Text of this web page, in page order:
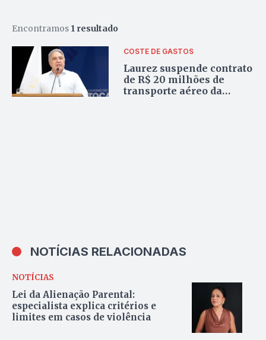
Encontramos 1 resultado
COSTE DE GASTOS
Laurez suspende contrato
de R$ 20 milhões de
transporte aéreo da
NOTÍCIAS RELACIONADAS
NOTÍCIAS
Lei da Alienação Parental:
especialista explica critérios e
limites em casos de violência